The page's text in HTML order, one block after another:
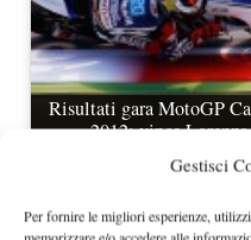
Gestisci
Per fornire le migliori esperienze,
Risultati gara MotoGP
2012: vince